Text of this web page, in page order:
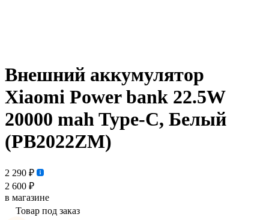
Внешний аккумулятор
Xiaomi Power bank 22.5W
20000 mah Type-C, Белый
(PB2022ZM)
2 290 ₽
2 600 ₽
в магазине
Товар под заказ